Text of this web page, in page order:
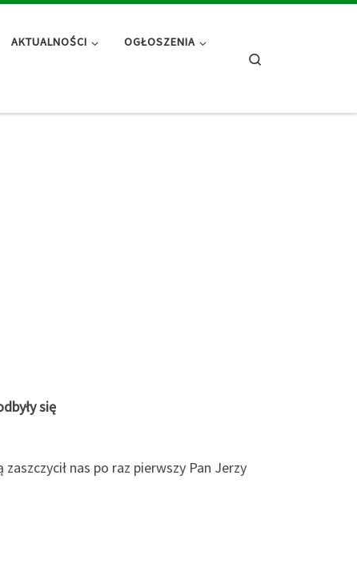
AKTUALNOŚCI OGŁOSZENIA
się
nas po raz pierwszy Pan Jerzy